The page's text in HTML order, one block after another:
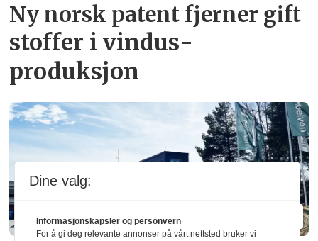
Ny norsk patent fjerner gift­
stoffer i vindus­
produksjon
Dine valg:
Informasjonskapsler og personvern
For å gi deg relevante annonser på vårt nettsted bruker vi